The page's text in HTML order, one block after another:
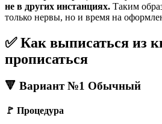
не в других инстанциях. Таким
только нервы, но и время на
✅ Как выписаться из
прописаться
🔻 Вариант №1 Обычный
🚩 Процедура